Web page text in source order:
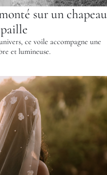
sur un chapeau
ce voile accompagne une
et lumineuse.